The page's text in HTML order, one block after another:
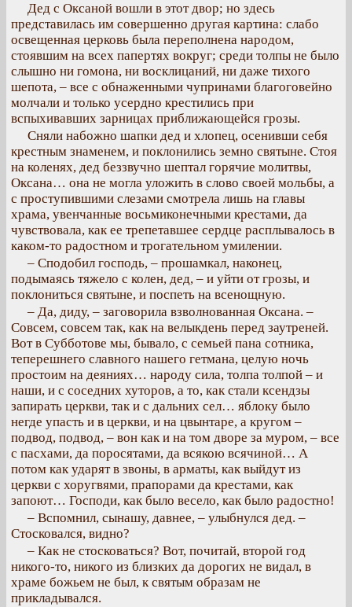
Дед с Оксаной вошли в этот двор; но здесь
представилась им совершенно другая картина: слабо
освещенная церковь была переполнена народом,
стоявшим на всех папертях вокруг; среди толпы не было
слышно ни гомона, ни восклицаний, ни даже тихого
шепота, – все с обнаженными чупринами благоговейно
молчали и только усердно крестились при
вспыхивавших зарницах приближающейся грозы.
Сняли набожно шапки дед и хлопец, осенивши себя
крестным знаменем, и поклонились земно святыне. Стоя
на коленях, дед беззвучно шептал горячие молитвы,
Оксана… она не могла уложить в слово своей мольбы, а
с проступившими слезами смотрела лишь на главы
храма, увенчанные восьмиконечными крестами, да
чувствовала, как ее трепетавшее сердце расплывалось в
каком-то радостном и трогательном умилении.
– Сподобил господь, – прошамкал, наконец,
подымаясь тяжело с колен, дед, – и уйти от грозы, и
поклониться святыне, и поспеть на всенощную.
– Да, диду, – заговорила взволнованная Оксана. –
Совсем, совсем так, как на велыкдень перед заутреней.
Вот в Субботове мы, бывало, с семьей пана сотника,
теперешнего славного нашего гетмана, целую ночь
простоим на деяниях… народу сила, толпа толпой – и
наши, и с соседних хуторов, а то, как стали ксендзы
запирать церкви, так и с дальних сел… яблоку было
негде упасть и в церкви, и на цвынтаре, а кругом –
подвод, подвод, – вон как и на том дворе за муром, – все
с пасхами, да поросятами, да всякою всячиной… А
потом как ударят в звоны, в арматы, как выйдут из
церкви с хоругвями, прапорами да крестами, как
запоют… Господи, как было весело, как было радостно!
– Вспомнил, сынашу, давнее, – улыбнулся дед. –
Стосковался, видно?
– Как не стосковаться? Вот, почитай, второй год
никого-то, никого из близких да дорогих не видал, в
храме божьем не был, к святым образам не
прикладывался.